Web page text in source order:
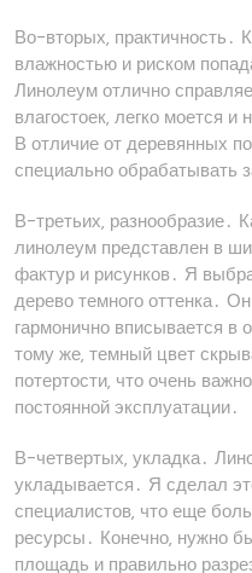
Во-вторых‚
влажностью и риском
Линолеум отлично
влагостоек‚ легко моется
В отличие от деревянных
специально обрабатывать
В-третьих‚ разнообразие․
линолеум представлен в
фактур и рисунков․ Я
дерево темного оттенка․
гармонично вписывается в
тому же‚ темный цвет
потертости‚ что очень
постоянной эксплуатации․
В-четвертых‚ укладка․
укладывается․ Я сделал
специалистов‚ что еще
ресурсы․ Конечно‚ нужно
площадь и правильно